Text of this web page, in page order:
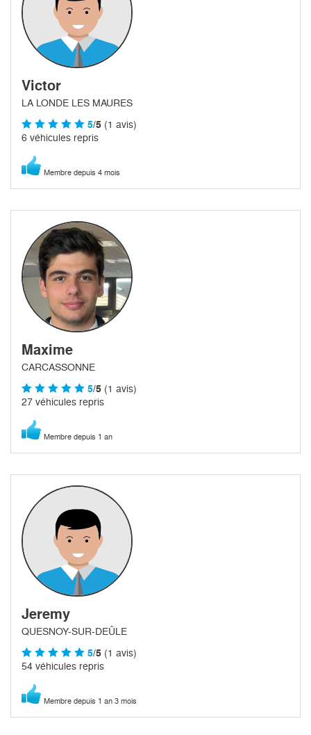
Victor
LA LONDE LES MAURES
5/5 (1 avis)
6 véhicules repris
Membre depuis 4 mois
Maxime
CARCASSONNE
5/5 (1 avis)
27 véhicules repris
Membre depuis 1 an
Jeremy
QUESNOY-SUR-DEÛLE
5/5 (1 avis)
54 véhicules repris
Membre depuis 1 an 3 mois